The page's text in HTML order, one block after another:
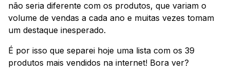
não seria diferente com os produtos, que variam o
volume de vendas a cada ano e muitas vezes tomam
um destaque inesperado.
É por isso que separei hoje uma lista com os 39
produtos mais vendidos na internet! Bora ver?